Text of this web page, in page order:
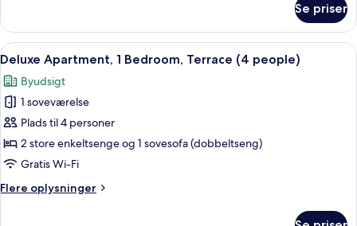
1
Bedroom,
Terrace
People)
Se priser
Indlæs
alle
billeder
af
Deluxe
Apartment,
1
Terrace
En moderne stue med spiseplads,
27
Deluxe Apartment, 1 Bedroom, Terrace (4 people)
Byudsigt
1 soveværelse
Plads til 4 personer
2 store enkeltsenge og 1 sovesofa (dobbeltseng)
Gratis Wi-Fi
Flere oplysninger
Flere